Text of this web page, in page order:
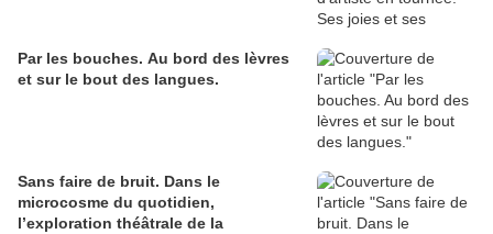
Par les bouches. Au bord des lèvres
et sur le bout des langues.
Sans faire de bruit. Dans le
microcosme du quotidien,
l’exploration théâtrale de la